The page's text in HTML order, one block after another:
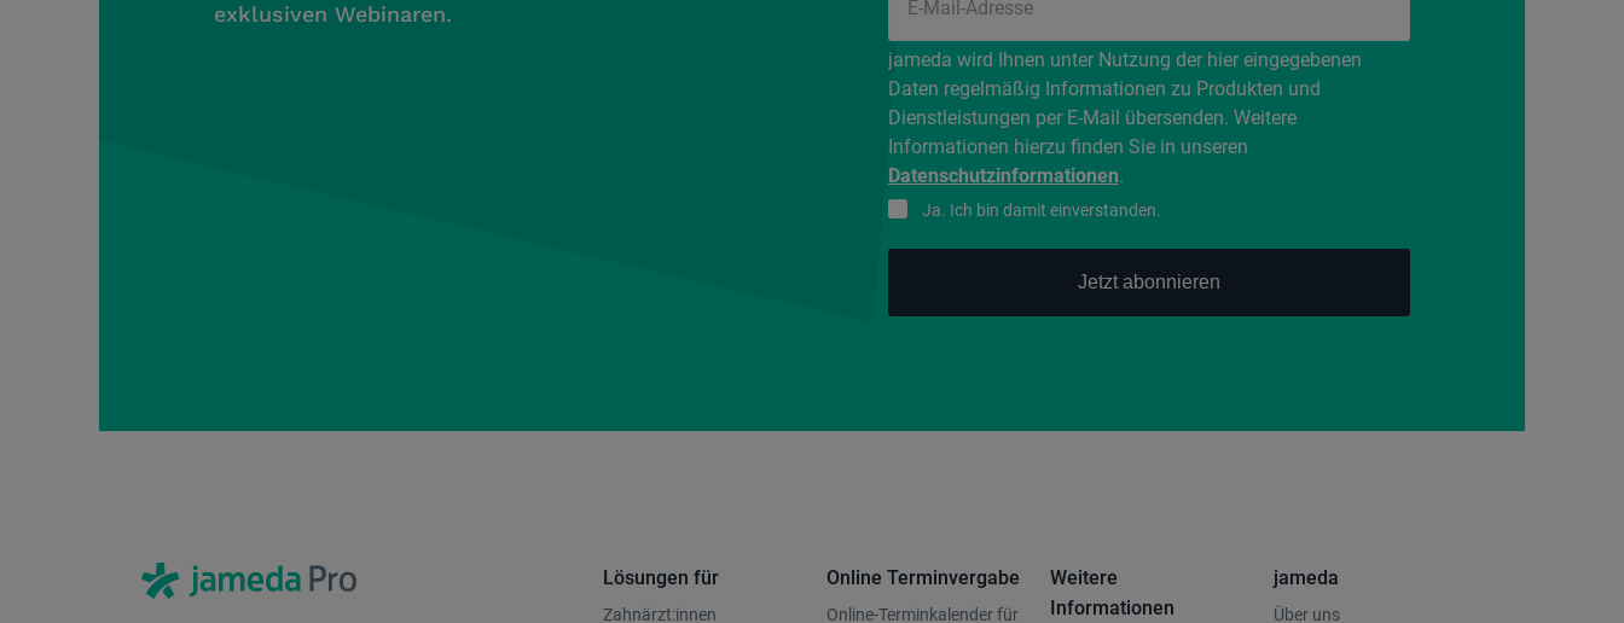
exklusiven Webinaren.
jameda wird Ihnen unter Nutzung der hier eingegebenen
Daten regelmäßig Informationen zu Produkten und
Dienstleistungen per E-Mail übersenden. Weitere
Informationen hierzu finden Sie in unseren
Datenschutzinformationen.
Ja. Ich bin damit einverstanden.
Lösungen für
Zahnärzt:innen
Online Terminvergabe
Online-Terminkalender für
Weitere
Informationen
jameda
Über uns